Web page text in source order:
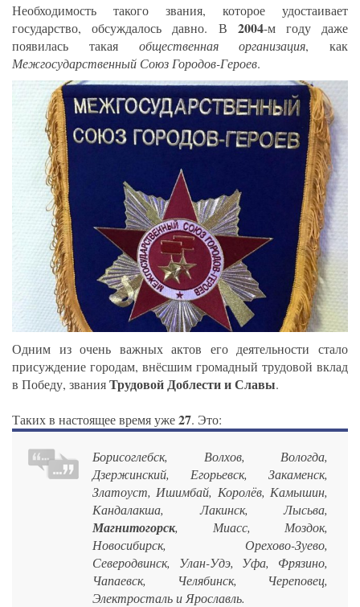
Необходимость такого звания, которое удостаивает
государство, обсуждалось давно. В 2004-м году даже
появилась такая общественная организация, как
Межгосударственный Союз Городов-Героев.
Одним из очень важных актов его деятельности стало
присуждение городам, внёсшим громадный трудовой вклад
в Победу, званияТрудовой Доблести и Славы.
Таких в настоящее время уже27. Это:
Борисоглебск, Волхов, Вологда,
Дзержинский, Егорьевск, Закаменск,
Златоуст, Ишимбай, Королёв, Камышин,
Кандалакша, Лакинск, Лысьва,
Магнитогорск, Миасс, Моздок,
Новосибирск, Орехово-Зуево,
Северодвинск, Улан-Удэ, Уфа, Фрязино,
Чапаевск, Челябинск, Череповец,
Электросталь и Ярославль.